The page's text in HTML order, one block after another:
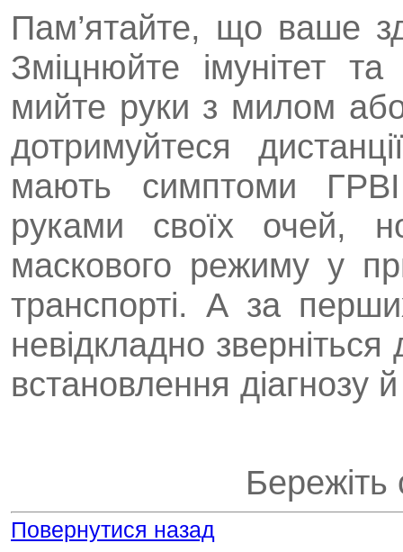
Пам’ятайте, що ваше
Зміцнюйте імунітет
мийте руки з милом
дотримуйтеся
мають симптоми
руками своїх очей,
маскового режиму у
транспорті. А за
невідкладно
встановлення діагнозу
Бережіть
Повернутися назад